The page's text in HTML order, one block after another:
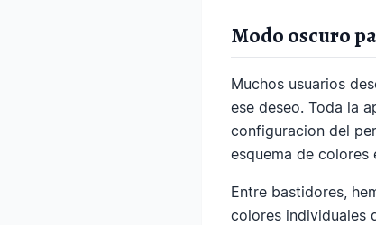
Modo oscuro
Muchos usuarios
ese deseo. Toda la
configuracion del
esquema de colores
Entre bastidores,
colores individuales